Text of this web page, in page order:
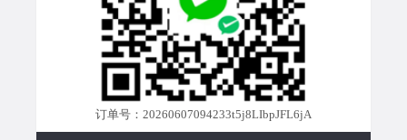
订单号：20260607094233t5j8LIbpJFL6jA